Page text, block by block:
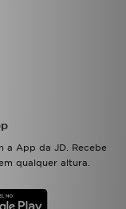
a App da JD. Recebe
qualquer altura.